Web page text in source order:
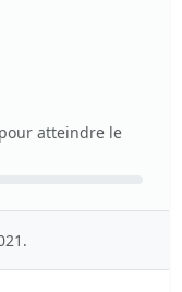
pour atteindre le